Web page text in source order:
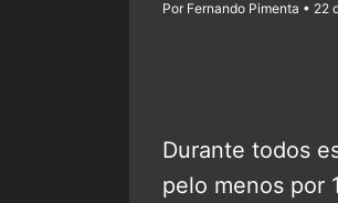
Por Fernando Pimenta • 22
Durante todos
pelo menos por